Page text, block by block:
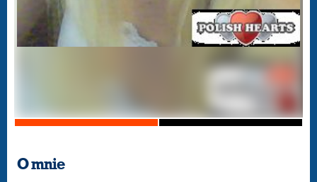
O mnie